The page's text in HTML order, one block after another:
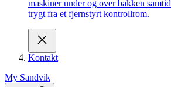
maskiner under og over bakken
trygt fra et fjernstyrt kontrollrom.
Kontakt
My Sandvik